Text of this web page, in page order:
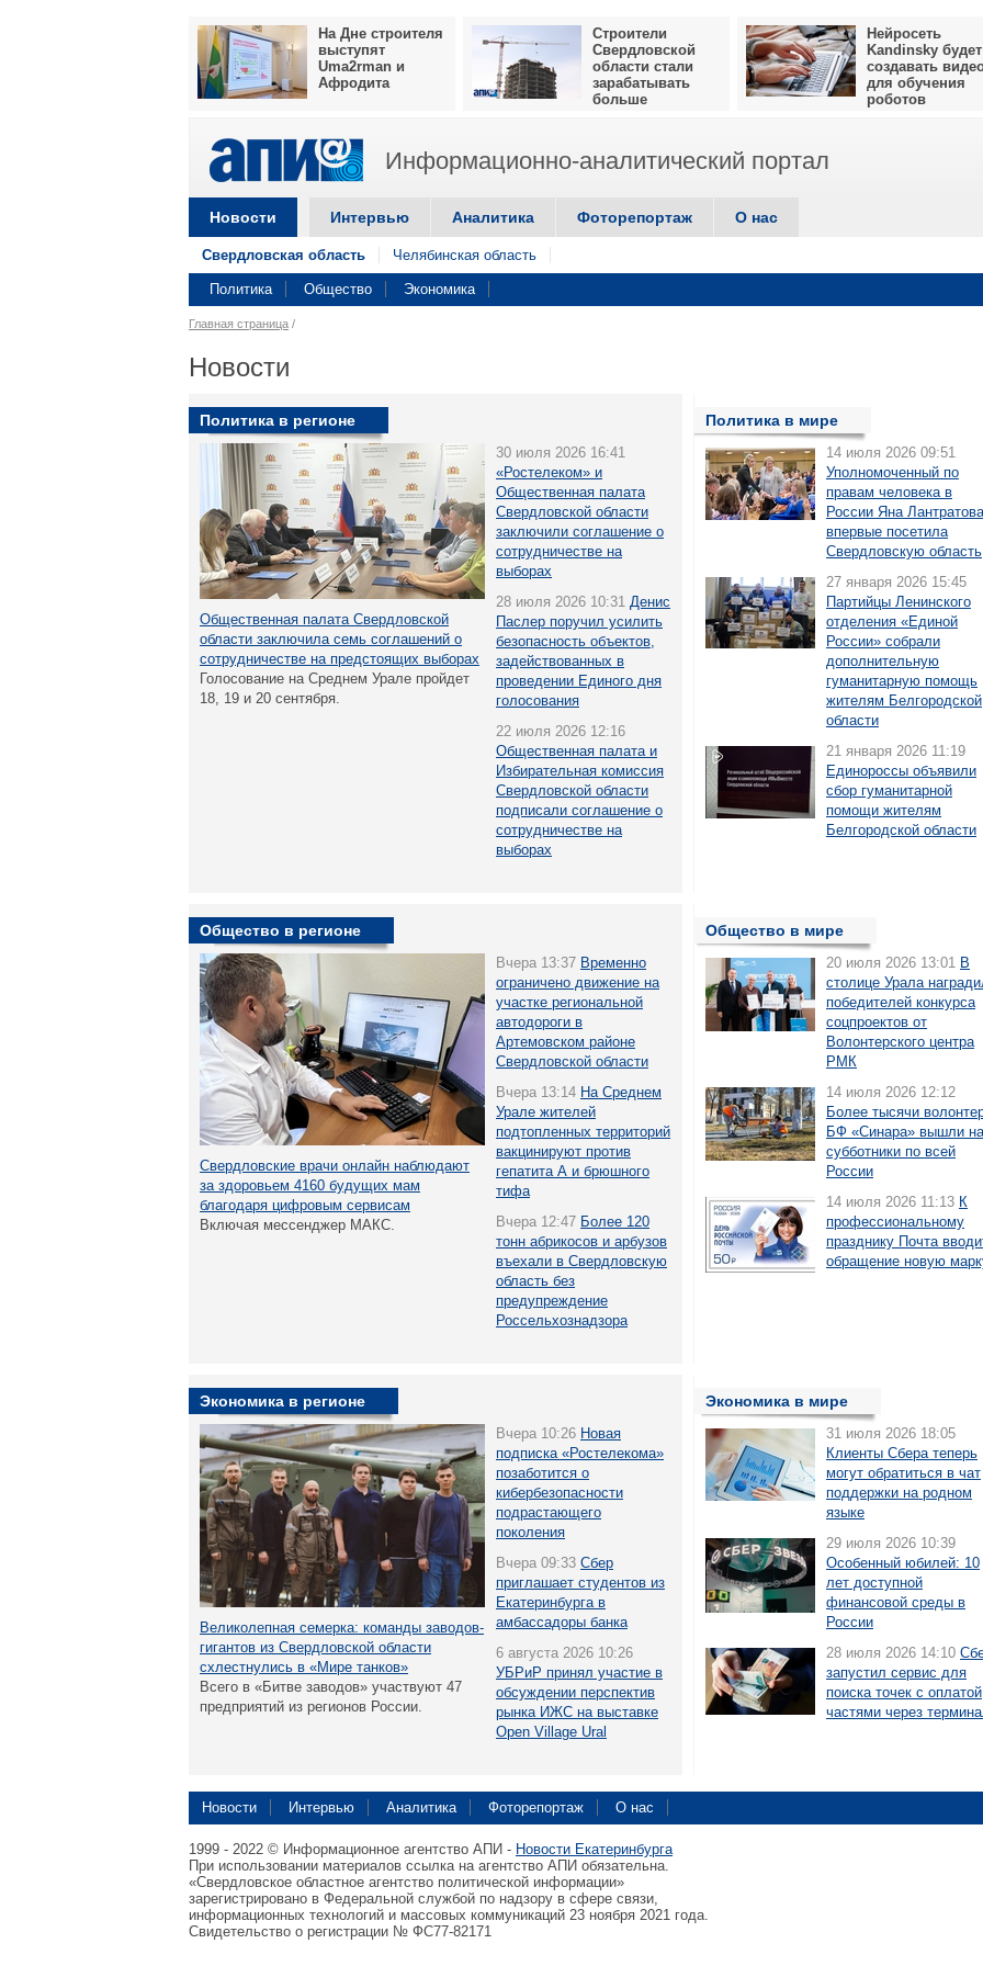
На Дне строителя
выступят
Uma2rman и
Афродита
Строители
Свердловской
области стали
зарабатывать
больше
Нейросеть
Kandinsky будет
создавать
для обучения
роботов
Информационно-аналитический портал
Новости Интервью Аналитика Фоторепортаж О нас
Свердловская область Челябинская область
Политика Общество Экономика
Главная страница /
Новости
Политика в регионе
Общественная палата Свердловской
области заключила семь соглашений о
сотрудничестве на предстоящих выборах
Голосование на Среднем Урале пройдет
18, 19 и 20 сентября.
30 июля 2026 16:41
«Ростелеком» и
Общественная палата
Свердловской области
заключили соглашение о
сотрудничестве на
выборах
28 июля 2026 10:31 Денис
Паслер поручил усилить
безопасность объектов,
задействованных в
проведении Единого дня
голосования
22 июля 2026 12:16
Общественная палата и
Избирательная комиссия
Свердловской области
подписали соглашение о
сотрудничестве на
выборах
Политика в мире
14 июля 2026 09:51
Уполномоченный по
правам человека в
России Яна Лантратова
впервые посетила
Свердловскую область
27 января 2026 15:45
Партийцы Ленинского
отделения «Единой
России» собрали
дополнительную
гуманитарную помощь
жителям Белгородской
области
21 января 2026 11:19
Единороссы объявили
сбор гуманитарной
помощи жителям
Белгородской области
Общество в регионе
Свердловские врачи онлайн наблюдают
за здоровьем 4160 будущих мам
благодаря цифровым сервисам
Включая мессенджер МАКС.
Вчера 13:37 Временно
ограничено движение на
участке региональной
автодороги в
Артемовском районе
Свердловской области
Вчера 13:14 На Среднем
Урале жителей
подтопленных территорий
вакцинируют против
гепатита А и брюшного
тифа
Вчера 12:47 Более 120
тонн абрикосов и арбузов
въехали в Свердловскую
область без
предупреждение
Россельхознадзора
Общество в мире
20 июля 2026 13:01 В
столице Урала
победителей конкурса
соцпроектов от
Волонтерского центра
РМК
14 июля 2026 12:12
Более тысячи
БФ «Синара» вышли на
субботники по всей
России
14 июля 2026 11:13 К
профессиональному
празднику Почта
обращение новую
Экономика в регионе
Великолепная семерка: команды заводов-
гигантов из Свердловской области
схлестнулись в «Мире танков»
Всего в «Битве заводов» участвуют 47
предприятий из регионов России.
Вчера 10:26 Новая
подписка «Ростелекома»
позаботится о
кибербезопасности
подрастающего
поколения
Вчера 09:33 Сбер
приглашает студентов из
Екатеринбурга в
амбассадоры банка
6 августа 2026 10:26
УБРиР принял участие в
обсуждении перспектив
рынка ИЖС на выставке
Open Village Ural
Экономика в мире
31 июля 2026 18:05
Клиенты Сбера теперь
могут обратиться в чат
поддержки на родном
языке
29 июля 2026 10:39
Особенный юбилей: 10
лет доступной
финансовой среды в
России
28 июля 2026 14:10
запустил сервис для
поиска точек с оплатой
частями через
Новости Интервью Аналитика Фоторепортаж О нас
1999 - 2022 © Информационное агентство АПИ - Новости Екатеринбурга
При использовании материалов ссылка на агентство АПИ обязательна.
«Свердловское областное агентство политической информации»
зарегистрировано в Федеральной службой по надзору в сфере связи,
информационных технологий и массовых коммуникаций 23 ноября 2021 года.
Свидетельство о регистрации № ФС77-82171